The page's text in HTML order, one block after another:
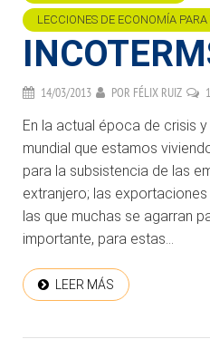
LECCIONES DE ECONOMÍA
14/03/2013 POR FÉLIX RUIZ
En la actual época de crisis
mundial que estamos
para la subsistencia de las
extranjero; las
las que muchas se agarran
importante, para estas...
LEER MÁS